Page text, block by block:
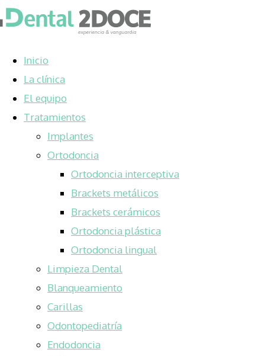
Inicio
La clínica
El equipo
Tratamientos
Implantes
Ortodoncia
Ortodoncia interceptiva
Brackets metálicos
Brackets cerámicos
Ortodoncia plástica
Ortodoncia lingual
Limpieza Dental
Blanqueamiento
Carillas
Odontopediatría
Endodoncia